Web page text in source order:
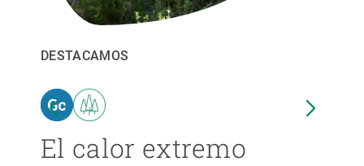
DESTACAMOS
El calor extremo